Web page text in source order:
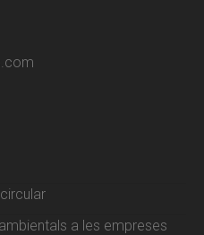
a les empreses